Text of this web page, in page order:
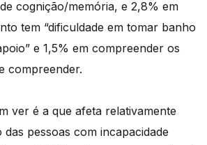
cognição/memória, e 2,8% em
tem “dificuldade em tomar banho
e 1,5% em compreender os
compreender.
ver é a que afeta relativamente
pessoas com incapacidade